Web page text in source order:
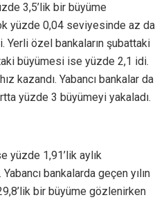
3,5’lik bir büyüme
yüzde 0,04 seviyesinde az da
özel bankaların şubattaki
büyümesi ise yüzde 2,1 idi.
kazandı. Yabancı bankalar da
yüzde 3 büyümeyi yakaladı.
yüzde 1,91’lik aylık
bankalarda geçen yılın
bir büyüme gözlenirken